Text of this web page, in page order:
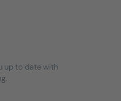
up to date with